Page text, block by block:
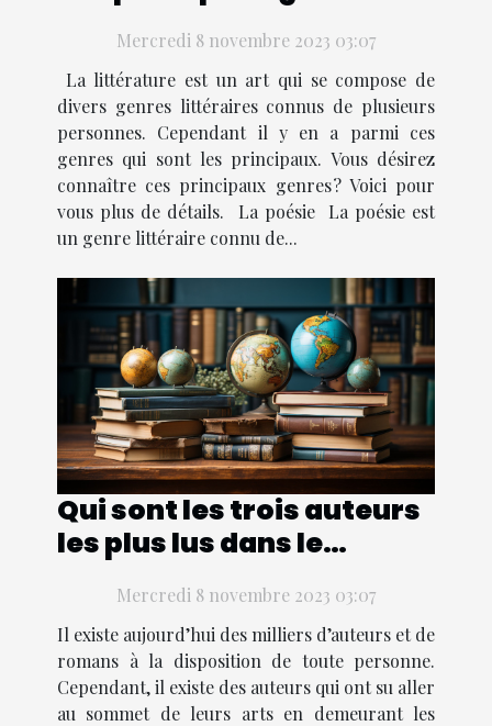
Mercredi 8 novembre 2023 03:07
La littérature est un art qui se compose de
divers genres littéraires connus de plusieurs
personnes. Cependant il y en a parmi ces
genres qui sont les principaux. Vous désirez
connaître ces principaux genres ? Voici pour
vous plus de détails. La poésie La poésie est
un genre littéraire connu de...
Qui sont les trois auteurs
les plus lus dans le
Mercredi 8 novembre 2023 03:07
Il existe aujourd’hui des milliers d’auteurs et de
romans à la disposition de toute personne.
Cependant, il existe des auteurs qui ont su aller
au sommet de leurs arts en demeurant les